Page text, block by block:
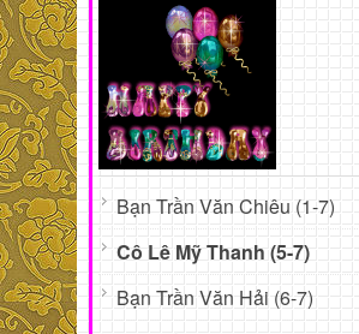
Bạn Trần Văn Chiêu (1-7)
Cô Lê Mỹ Thanh (5-7)
Bạn Trần Văn Hải (6-7)